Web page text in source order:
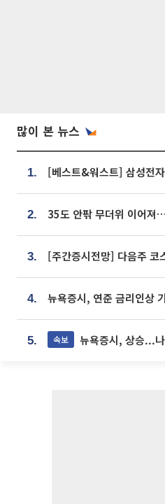
많이 본 뉴스
1.
2.
3.
4.
5. 속보 뉴욕증시, 상승...